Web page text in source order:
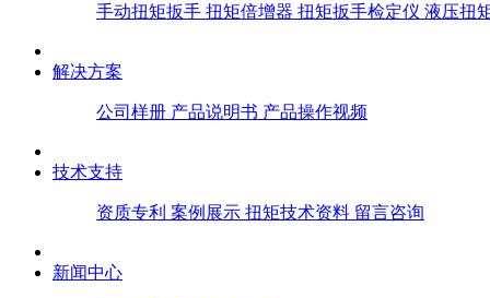
手动扭矩扳手 扭矩倍增器 扭矩扳手检定仪 液压扭
解决方案
公司样册 产品说明书 产品操作视频
技术支持
资质专利 案例展示 扭矩技术资料 留言咨询
新闻中心